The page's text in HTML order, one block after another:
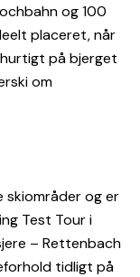
og 100
placeret, når
på bjerget
om
skiområder og er
Test Tour i
– Rettenbach
tidligt på